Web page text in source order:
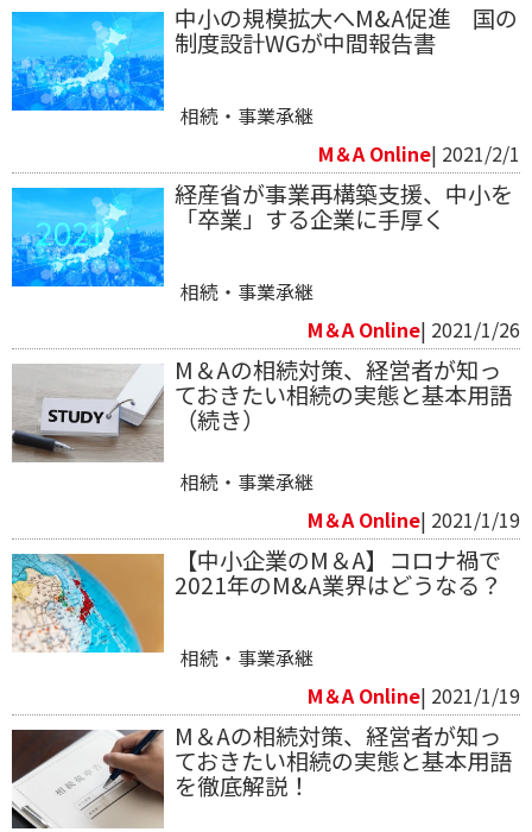
中小の規模拡大へM&A促進 国の
制度設計WGが中間報告書
相続・事業承継
M＆A Online| 2021/2/1
経産省が事業再構築支援、中小を
「卒業」する企業に手厚く
相続・事業承継
M＆A Online| 2021/1/26
M＆Aの相続対策、経営者が知っ
ておきたい相続の実態と基本用語
（続き）
相続・事業承継
M＆A Online| 2021/1/19
【中小企業のM＆A】コロナ禍で
2021年のM&A業界はどうなる？
相続・事業承継
M＆A Online| 2021/1/19
M＆Aの相続対策、経営者が知っ
ておきたい相続の実態と基本用語
を徹底解説！